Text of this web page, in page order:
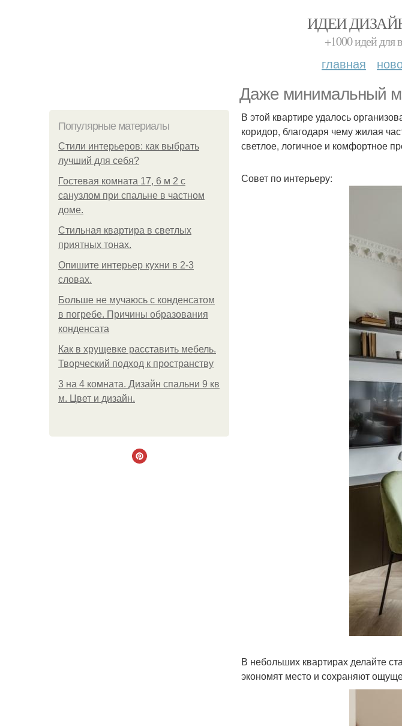
ИДЕИ
+1000 идей для
главная
Даже минимальный
Популярные материалы
Стили интерьеров: как выбрать
лучший для себя?
Гостевая комната 17, 6 м 2 с
санузлом при спальне в частном
доме.
Стильная квартира в светлых
приятных тонах.
Опишите интерьер кухни в 2-3
словах.
Больше не мучаюсь с конденсатом
в погребе. Причины образования
конденсата
Как в хрущевке расставить мебель.
Творческий подход к пространству
3 на 4 комната. Дизайн спальни 9 кв
м. Цвет и дизайн.
В этой квартире удалось
коридор, благодаря чему жилая
светлое, логичное и комфортное
Совет по интерьеру:
В небольших квартирах делайте
экономят место и сохраняют